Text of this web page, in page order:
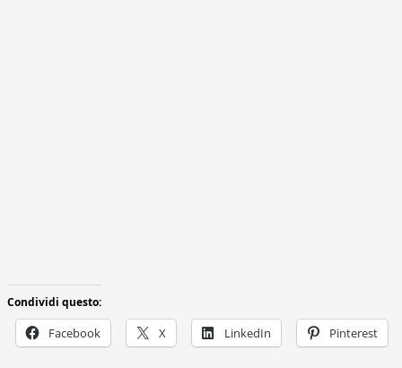
Condividi questo:
Facebook X LinkedIn Pinterest